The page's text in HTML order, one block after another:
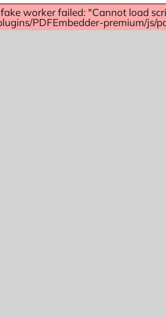
worker failed: "Cannot load
PDFEmbedder-premium/js/